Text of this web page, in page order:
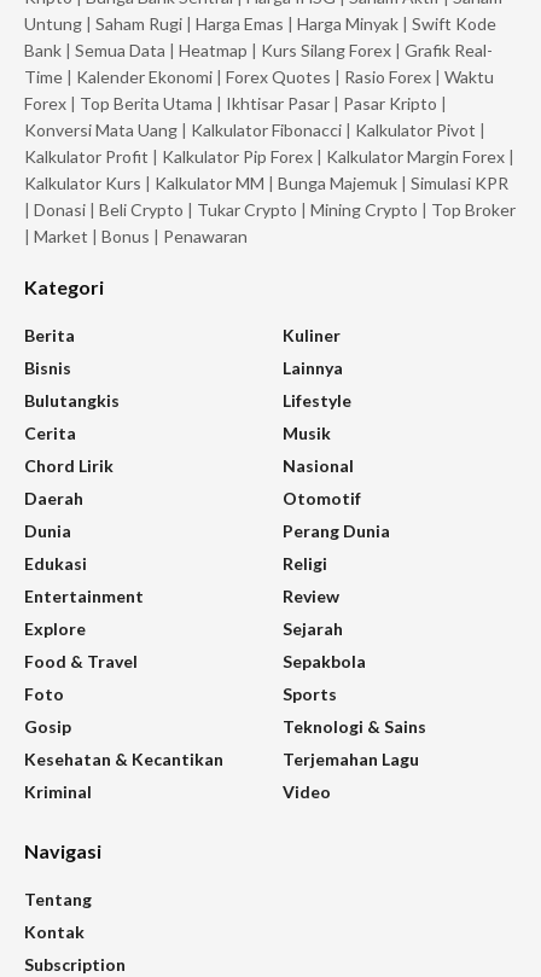
Untung | Saham Rugi | Harga Emas | Harga Minyak | Swift Kode
Bank | Semua Data | Heatmap | Kurs Silang Forex | Grafik Real-
Time | Kalender Ekonomi | Forex Quotes | Rasio Forex | Waktu
Forex | Top Berita Utama | Ikhtisar Pasar | Pasar Kripto |
Konversi Mata Uang | Kalkulator Fibonacci | Kalkulator Pivot |
Kalkulator Profit | Kalkulator Pip Forex | Kalkulator Margin Forex |
Kalkulator Kurs | Kalkulator MM | Bunga Majemuk | Simulasi KPR
| Donasi | Beli Crypto | Tukar Crypto | Mining Crypto | Top Broker
| Market | Bonus | Penawaran
Kategori
Berita
Bisnis
Bulutangkis
Cerita
Chord Lirik
Daerah
Dunia
Edukasi
Entertainment
Explore
Food & Travel
Foto
Gosip
Kesehatan & Kecantikan
Kriminal
Kuliner
Lainnya
Lifestyle
Musik
Nasional
Otomotif
Perang Dunia
Religi
Review
Sejarah
Sepakbola
Sports
Teknologi & Sains
Terjemahan Lagu
Video
Navigasi
Tentang
Kontak
Subscription